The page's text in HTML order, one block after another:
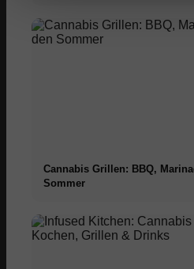
Cannabis Grillen: BBQ,
Sommer